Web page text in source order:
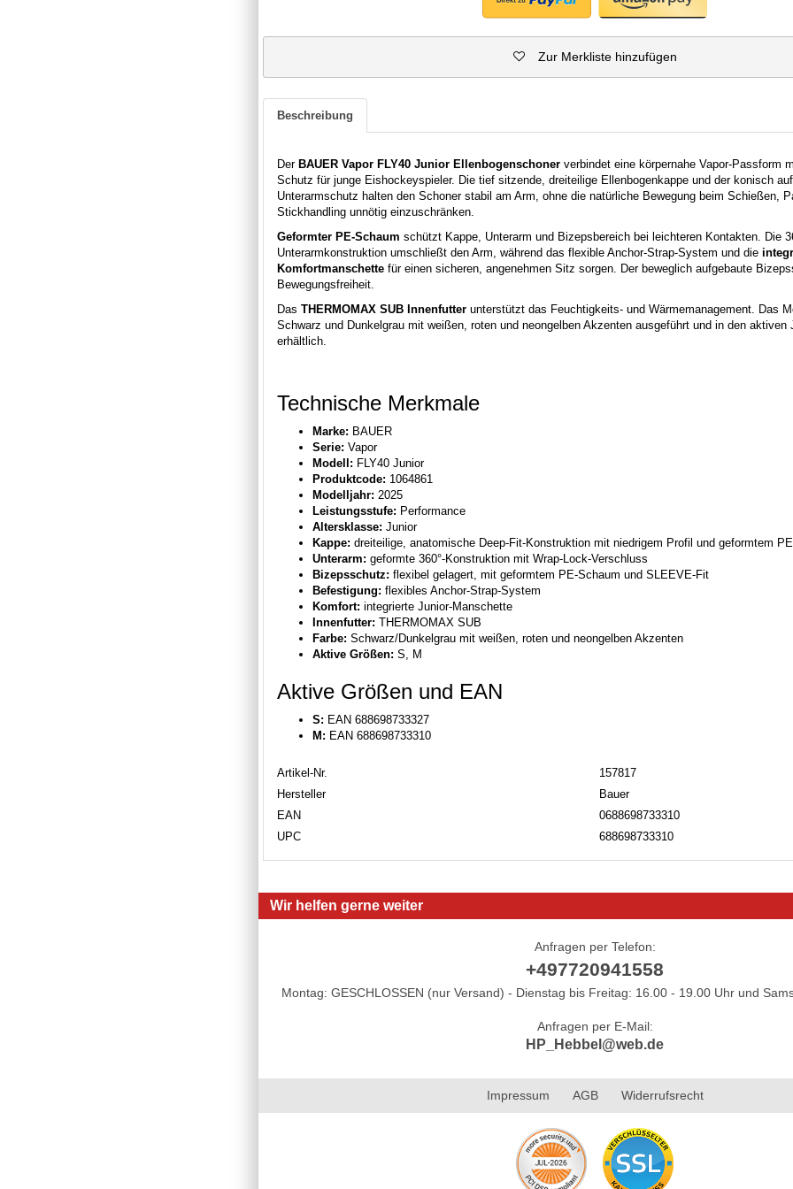
Zur Merkliste hinzufügen
Beschreibung
Der BAUER Vapor FLY40 Junior Ellenbogenschoner verbindet eine körpernahe Vapor-Passform
Schutz für junge Eishockeyspieler. Die tief sitzende, dreiteilige Ellenbogenkappe und der konisch
Unterarmschutz halten den Schoner stabil am Arm, ohne die natürliche Bewegung beim Schießen,
Stickhandling unnötig einzuschränken.
Geformter PE-Schaum schützt Kappe, Unterarm und Bizepsbereich bei leichteren Kontakten. Die
Unterarmkonstruktion umschließt den Arm, während das flexible Anchor-Strap-System und die
Komfortmanschette für einen sicheren, angenehmen Sitz sorgen. Der beweglich aufgebaute
Bewegungsfreiheit.
Das THERMOMAX SUB Innenfutter unterstützt das Feuchtigkeits- und Wärmemanagement. Das
Schwarz und Dunkelgrau mit weißen, roten und neongelben Akzenten ausgeführt und in den aktiven
erhältlich.
Technische Merkmale
Marke: BAUER
Serie: Vapor
Modell: FLY40 Junior
Produktcode: 1064861
Modelljahr: 2025
Leistungsstufe: Performance
Altersklasse: Junior
Kappe: dreiteilige, anatomische Deep-Fit-Konstruktion mit niedrigem Profil und geformtem
Unterarm: geformte 360°-Konstruktion mit Wrap-Lock-Verschluss
Bizepsschutz: flexibel gelagert, mit geformtem PE-Schaum und SLEEVE-Fit
Befestigung: flexibles Anchor-Strap-System
Komfort: integrierte Junior-Manschette
Innenfutter: THERMOMAX SUB
Farbe: Schwarz/Dunkelgrau mit weißen, roten und neongelben Akzenten
Aktive Größen: S, M
Aktive Größen und EAN
S: EAN 688698733327
M: EAN 688698733310
Artikel-Nr.
157817
Hersteller
Bauer
EAN
0688698733310
UPC
688698733310
Wir helfen gerne weiter
Anfragen per Telefon:
+497720941558
Montag: GESCHLOSSEN (nur Versand) - Dienstag bis Freitag: 16.00 - 19.00 Uhr und
Anfragen per E-Mail:
HP_Hebbel@web.de
Impressum AGB Widerrufsrecht